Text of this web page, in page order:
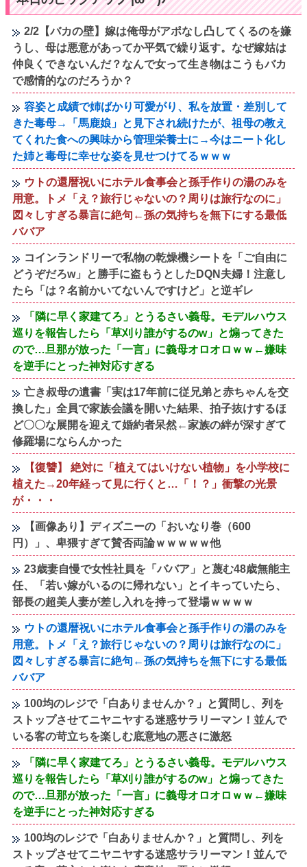
2/2【バカの壁】嫁は俺母がアポなし凸してくるのを嫌
うし、母は悪意があってか平気で繰り返す。なぜ嫁姑は
仲良くできないんだ？なんで女って生き物はこうもバカ
で感情的なのだろうか？
容姿と成績で姉ばかり可愛がり、私を放置・差別して
きた毒母→「馬鹿娘」と見下され続けたが、祖母の教え
てくれた食への興味から管理栄養士に→今はニート化し
た姉と毒母に幸せな姿を見せつけてるｗｗｗ
ウトの還暦祝いにホテル食事会と孫手作りの湯のみを
用意。トメ「え？旅行じゃないの？周りは旅行なのに」
図々しすぎる暴言に絶句←孫の気持ちを無下にする最低
ババア
コインランドリーで私物の乾燥機シートを「ご自由に
どうぞだろw」と勝手に盗もうとしたDQN夫婦！注意し
たら「は？名前かいてないんですけど」と逆ギレ
「隣に早く家建てろ」とうるさい義母。モデルハウス
巡りを報告したら「草刈り誰がするのw」と煽ってきた
ので…旦那が放った「一言」に義母オロオロｗｗ←嫌味
を逆手にとった神対応すぎる
亡き叔母の遺書「実は17年前に従兄弟と赤ちゃんを交
換した」全員で家族会議を開いた結果、拍子抜けするほ
ど〇〇な展開を迎えて婚約者呆然←家族の絆が深すぎて
修羅場にならんかった
【復讐】 絶対に「植えてはいけない植物」を小学校に
植えた→20年経って見に行くと…「！？」衝撃の光景
が・・・
【画像あり】ディズニーの「おいなり巻（600
円）」、卑猥すぎて賛否両論ｗｗｗｗｗ他
23歳妻自慢で女性社員を「ババア」と蔑む48歳無能主
任、「若い嫁がいるのに帰れない」とイキっていたら、
部長の超美人妻が差し入れを持って登場ｗｗｗｗ
ウトの還暦祝いにホテル食事会と孫手作りの湯のみを
用意。トメ「え？旅行じゃないの？周りは旅行なのに」
図々しすぎる暴言に絶句←孫の気持ちを無下にする最低
ババア
100均のレジで「白ありませんか？」と質問し、列を
ストップさせてニヤニヤする迷惑サラリーマン！並んで
いる客の苛立ちを楽しむ底意地の悪さに激怒
「隣に早く家建てろ」とうるさい義母。モデルハウス
巡りを報告したら「草刈り誰がするのw」と煽ってきた
ので…旦那が放った「一言」に義母オロオロｗｗ←嫌味
を逆手にとった神対応すぎる
100均のレジで「白ありませんか？」と質問し、列を
ストップさせてニヤニヤする迷惑サラリーマン！並んで